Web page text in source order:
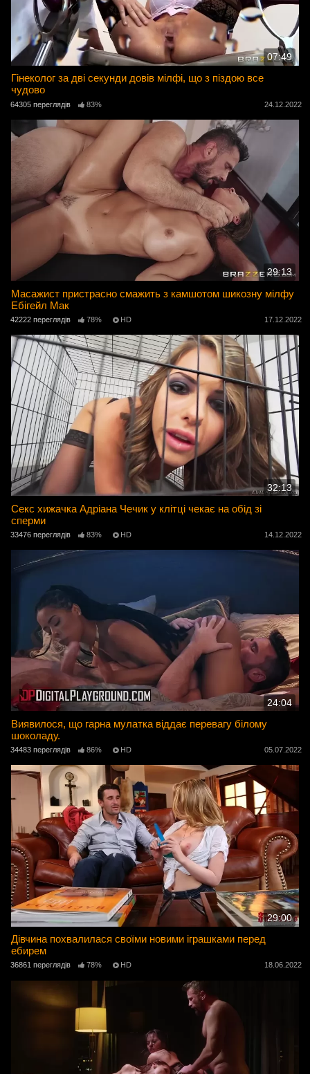
07:49
Гінеколог за дві секунди довів мілфі, що з піздою все
чудово
64305 переглядів 83% 24.12.2022
29:13
Масажист пристрасно смажить з камшотом шикозну мілфу
Ебігейл Мак
42222 переглядів 78% HD 17.12.2022
32:13
Секс хижачка Адріана Чечик у клітці чекає на обід зі
сперми
33476 переглядів 83% HD 14.12.2022
24:04
Виявилося, що гарна мулатка віддає перевагу білому
шоколаду.
34483 переглядів 86% HD 05.07.2022
29:00
Дівчина похвалилася своїми новими іграшками перед
ебирем
36861 переглядів 78% HD 18.06.2022